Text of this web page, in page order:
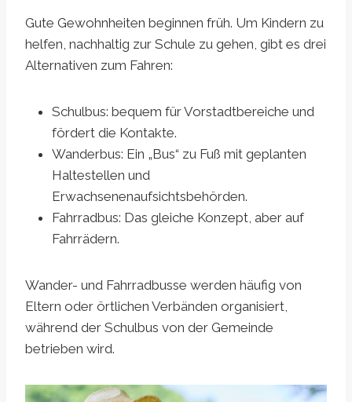
Gute Gewohnheiten beginnen früh. Um Kindern zu
helfen, nachhaltig zur Schule zu gehen, gibt es drei
Alternativen zum Fahren:
Schulbus: bequem für Vorstadtbereiche und
fördert die Kontakte.
Wanderbus: Ein „Bus“ zu Fuß mit geplanten
Haltestellen und
Erwachsenenaufsichtsbehörden.
Fahrradbus: Das gleiche Konzept, aber auf
Fahrrädern.
Wander- und Fahrradbusse werden häufig von
Eltern oder örtlichen Verbänden organisiert,
während der Schulbus von der Gemeinde
betrieben wird.